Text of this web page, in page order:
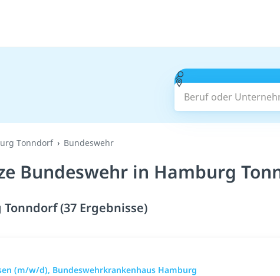
Beruf oder
Tonndorf Bundeswehr
Bundeswehr in Hamburg
(37 Ergebnisse)
(m/w/d), Bundeswehrkrankenhaus Hamburg